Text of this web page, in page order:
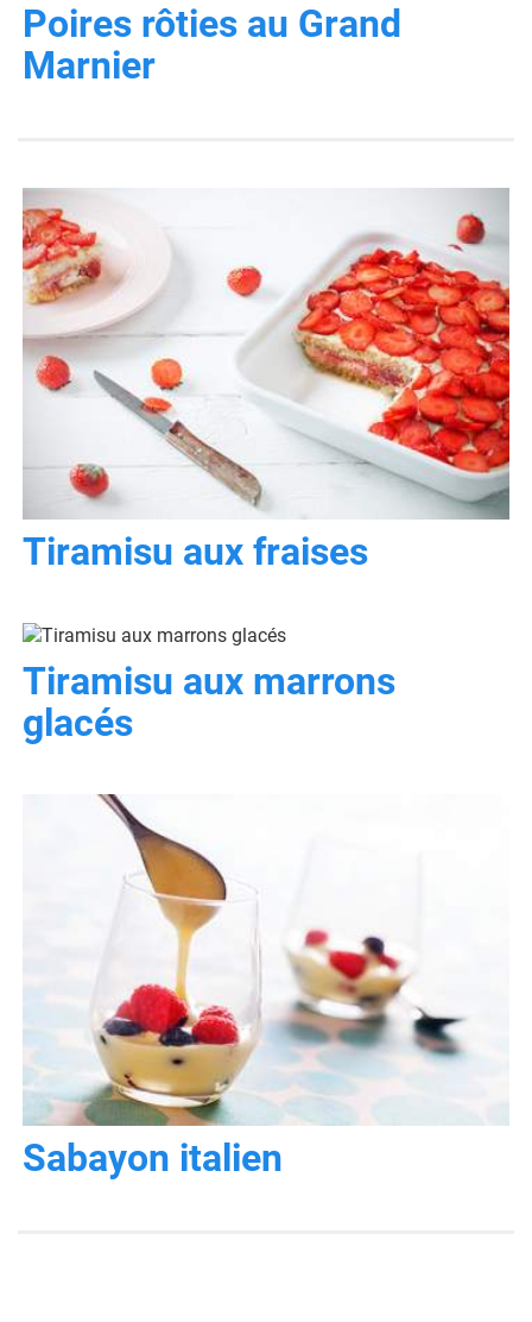
Poires rôties au Grand
Marnier
Tiramisu aux fraises
Tiramisu aux marrons
glacés
Sabayon italien